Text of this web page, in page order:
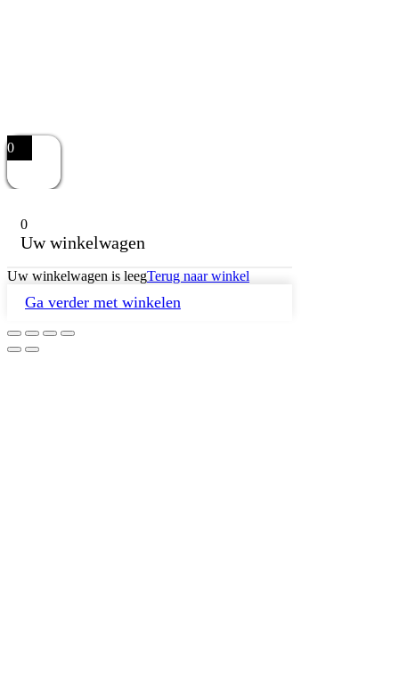
0
0
Uw winkelwagen
Uw winkelwagen is leegTerug naar winkel
Ga verder met winkelen